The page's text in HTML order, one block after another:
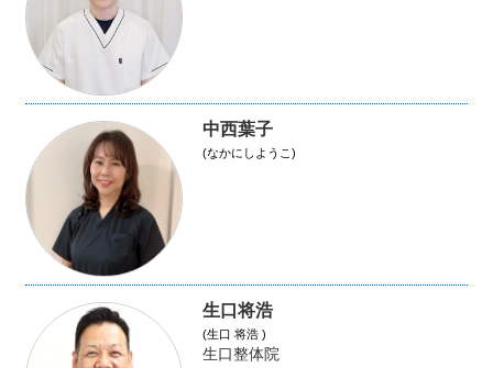
中西葉子
(なかにしようこ)
生口将浩
(生口 将浩 )
生口整体院